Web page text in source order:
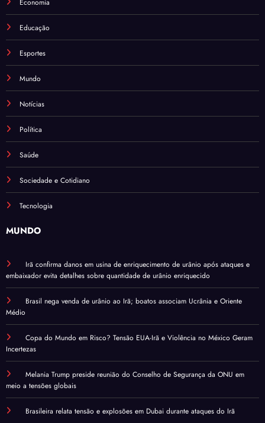
Economia
Educação
Esportes
Mundo
Notícias
Política
Saúde
Sociedade e Cotidiano
Tecnologia
MUNDO
Irã confirma danos em usina de enriquecimento de urânio após ataques e
embaixador evita detalhes sobre quantidade de urânio enriquecido
Brasil nega venda de urânio ao Irã; boatos associam Ucrânia e Oriente
Médio
Copa do Mundo em Risco? Tensão EUA-Irã e Violência no México Geram
Incertezas
Melania Trump preside reunião do Conselho de Segurança da ONU em
meio a tensões globais
Brasileira relata tensão e explosões em Dubai durante ataques do Irã